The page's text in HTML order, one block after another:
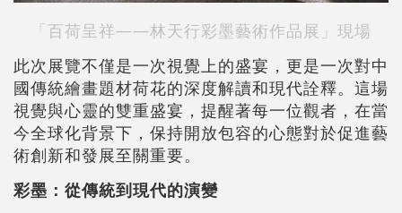
「百荷呈祥——林天行彩墨藝術作品展」現場
此次展覽不僅是一次視覺上的盛宴，更是一次對中
國傳統繪畫題材荷花的深度解讀和現代詮釋。這場
視覺與心靈的雙重盛宴，提醒著每一位觀者，在當
今全球化背景下，保持開放包容的心態對於促進藝
術創新和發展至關重要。
彩墨：從傳統到現代的演變